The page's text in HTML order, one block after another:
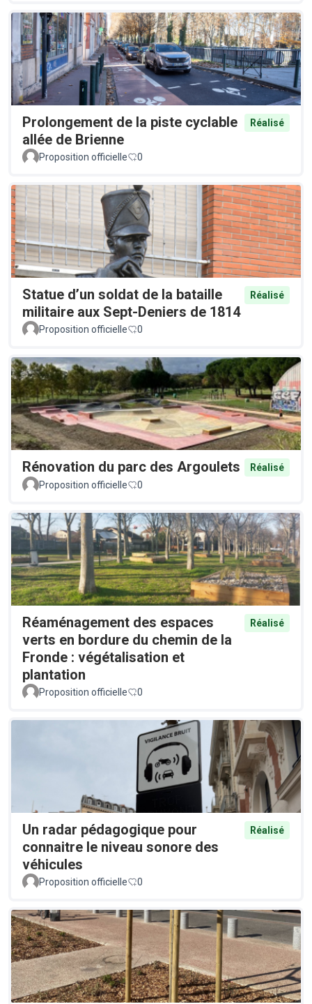
Prolongement de la piste cyclable
allée de Brienne
Réalisé
Proposition officielle 0
Statue d’un soldat de la bataille
militaire aux Sept-Deniers de 1814
Réalisé
Proposition officielle 0
Rénovation du parc des Argoulets
Réalisé
Proposition officielle
0
Réaménagement des espaces
verts en bordure du chemin de la
Fronde : végétalisation et
plantation
Réalisé
Proposition officielle 0
Un radar pédagogique pour
connaitre le niveau sonore des
véhicules
Réalisé
Proposition officielle 0